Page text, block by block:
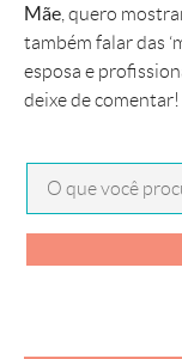
Mãe , quero
também falar das
esposa e
deixe de